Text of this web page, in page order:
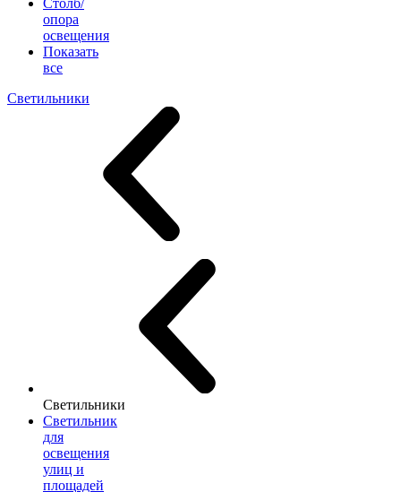
Столб/
опора
освещения
Показать
все
Светильники
Светильники
Светильник
для
освещения
улиц и
площадей